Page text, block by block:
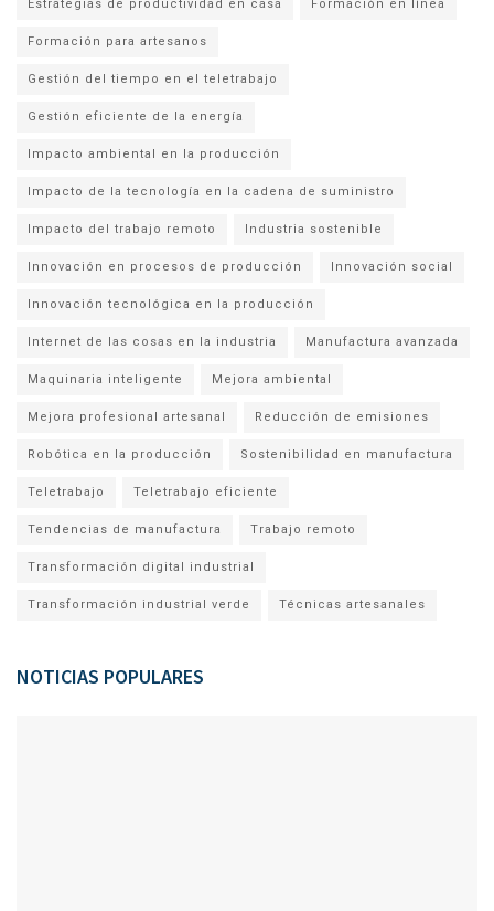
Estrategias de productividad en casa Formación en línea
Formación para artesanos
Gestión del tiempo en el teletrabajo
Gestión eficiente de la energía
Impacto ambiental en la producción
Impacto de la tecnología en la cadena de suministro
Impacto del trabajo remoto Industria sostenible
Innovación en procesos de producción Innovación social
Innovación tecnológica en la producción
Internet de las cosas en la industria Manufactura avanzada
Maquinaria inteligente Mejora ambiental
Mejora profesional artesanal Reducción de emisiones
Robótica en la producción Sostenibilidad en manufactura
Teletrabajo Teletrabajo eficiente
Tendencias de manufactura Trabajo remoto
Transformación digital industrial
Transformación industrial verde Técnicas artesanales
NOTICIAS POPULARES